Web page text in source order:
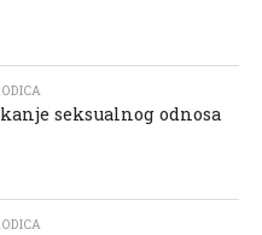
seksualnog odnosa